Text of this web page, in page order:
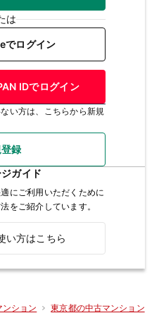
は
でログイン
IDでログイン
い方は、こちらから新規
録
ガイド
にご利用いただくために
をご紹介しています。
い方はこちら
ンション 東京都の中古マンション